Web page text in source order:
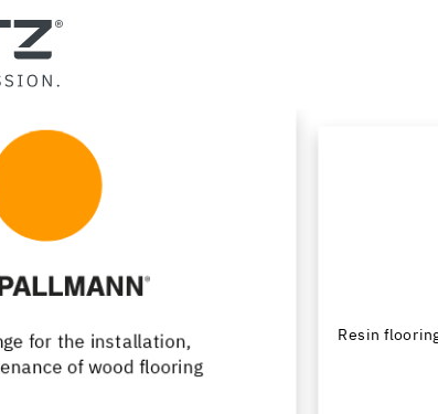
flooring
Resin flooring with passion